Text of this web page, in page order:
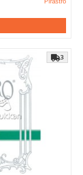
3